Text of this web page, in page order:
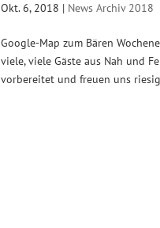
Okt. 6, 2018 | News Archiv 2018
Google-Map zum Bären
viele, viele Gäste aus Nah und
vorbereitet und freuen uns